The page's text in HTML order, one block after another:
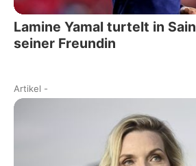
Lamine Yamal turtelt in
seiner Freundin
Artikel -